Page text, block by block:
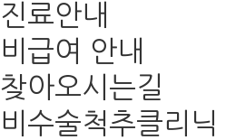
진료안내
비급여 안내
찾아오시는길
비수술척추클리닉